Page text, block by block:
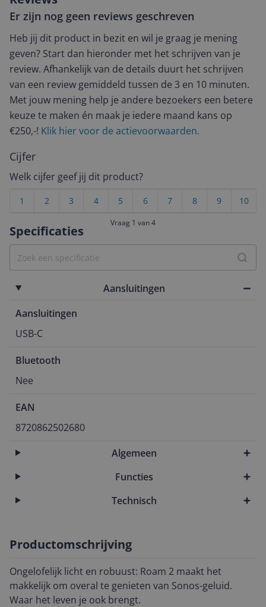
Specificaties
Aansluitingen
Aansluitingen
USB-C
Bluetooth
Nee
EAN
8720862502680
Algemeen
Functies
Technisch
Productomschrijving
Ongelofelijk licht en robuust: Roam 2 maakt het
makkelijk om overal te genieten van Sonos-geluid.
Waar het leven je ook brengt.
Er zijn nog geen reviews geschreven
Heb jij dit product in bezit en wil je graag je mening
geven? Start dan hieronder met het schrijven van je
review. Afhankelijk van de details duurt het schrijven
van een review gemiddeld tussen de 3 en 10 minuten.
Met jouw mening help je andere bezoekers een betere
keuze te maken én maak je iedere maand kans op
€250,-! Klik hier voor de actievoorwaarden.
Cijfer
Welk cijfer geef jij dit product?
10
9
8
7
6
5
4
3
2
1
Vraag 1 van 4